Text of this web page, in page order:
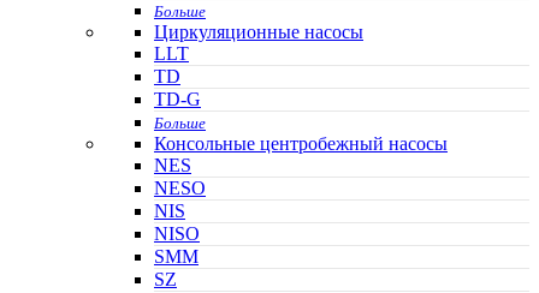
Больше
Циркуляционные насосы
LLT
TD
TD-G
Больше
Консольные центробежный насосы
NES
NESO
NIS
NISO
SMM
SZ